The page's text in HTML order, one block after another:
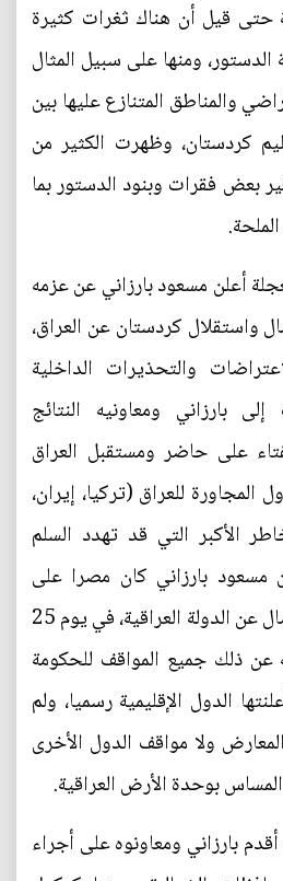
قيل أن هناك ثغرات كثيرة
ومنها على سبيل المثال
بالأراضي والمناطق المتنازع عليها بين
كردستان، وظهرت الكثير من
بعض فقرات وبنود الدستور بما
أعلن مسعود بارزاني عن عزمه
واستقلال كردستان عن العراق،
والتحذيرات الداخلية
بارزاني ومعاونيه النتائج
على حاضر ومستقبل العراق
للعراق (تركيا، إيران،
الأكبر التي قد تهدد السلم
مسعود بارزاني كان مصرا على
إجراء الاستفتاء والانفصال عن الدولة العراقية، في يوم 25
عن ذلك جميع المواقف للحكومة
الدول الإقليمية رسميا، ولم
ولا مواقف الدول الأخرى
بوحدة الأرض العراقية.
بارزاني ومعاونوه على أجراء